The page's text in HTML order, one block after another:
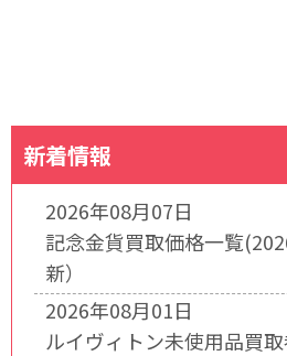
新着情報
2026年08月07日
記念金貨買取価格一覧
新）
2026年08月01日
ルイヴィトン未使用品買